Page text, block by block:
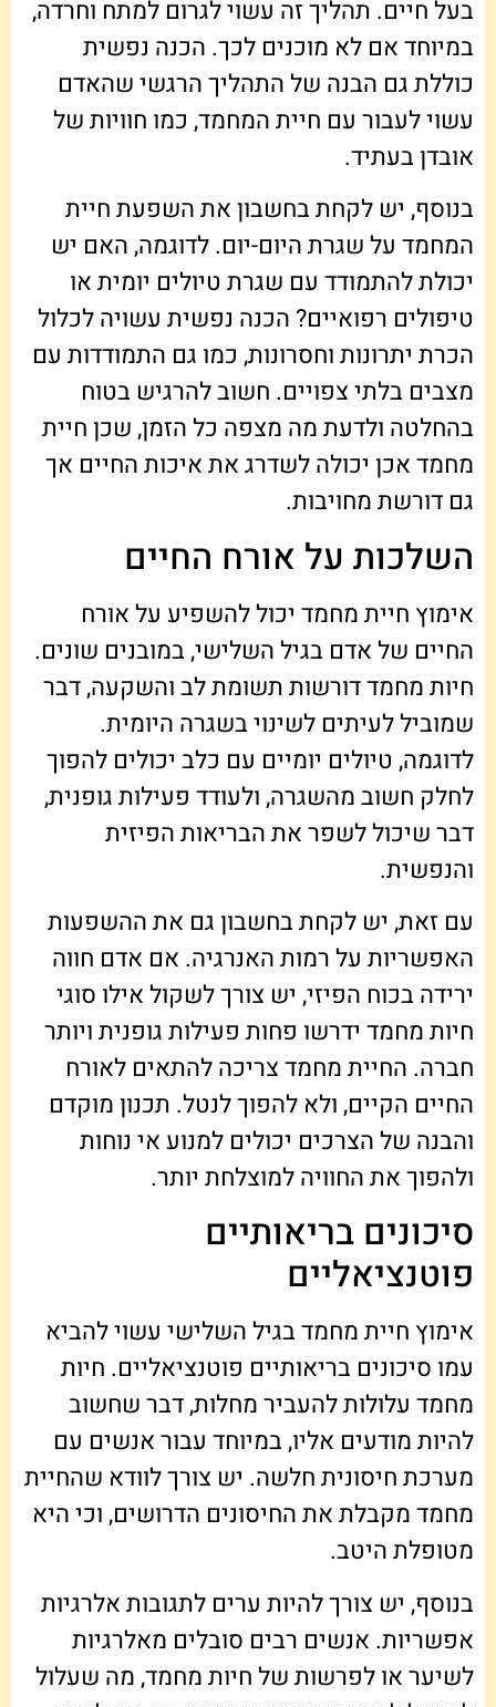
בעל חיים. תהליך זה עשוי לגרום למתח וחרדה,
במיוחד אם לא מוכנים לכך. הכנה נפשית
כוללת גם הבנה של התהליך הרגשי שהאדם
עשוי לעבור עם חיית המחמד, כמו חוויות של
אובדן בעתיד.
בנוסף, יש לקחת בחשבון את השפעת חיית
המחמד על שגרת היום-יום. לדוגמה, האם יש
יכולת להתמודד עם שגרת טיולים יומית או
טיפולים רפואיים? הכנה נפשית עשויה לכלול
הכרת יתרונות וחסרונות, כמו גם התמודדות עם
מצבים בלתי צפויים. חשוב להרגיש בטוח
בהחלטה ולדעת מה מצפה כל הזמן, שכן חיית
מחמד אכן יכולה לשדרג את איכות החיים אך
גם דורשת מחויבות.
השלכות על אורח החיים
אימוץ חיית מחמד יכול להשפיע על אורח
החיים של אדם בגיל השלישי, במובנים שונים.
חיות מחמד דורשות תשומת לב והשקעה, דבר
שמוביל לעיתים לשינוי בשגרה היומית.
לדוגמה, טיולים יומיים עם כלב יכולים להפוך
לחלק חשוב מהשגרה, ולעודד פעילות גופנית,
דבר שיכול לשפר את הבריאות הפיזית
והנפשית.
עם זאת, יש לקחת בחשבון גם את ההשפעות
האפשריות על רמות האנרגיה. אם אדם חווה
ירידה בכוח הפיזי, יש צורך לשקול אילו סוגי
חיות מחמד ידרשו פחות פעילות גופנית ויותר
חברה. החיית מחמד צריכה להתאים לאורח
החיים הקיים, ולא להפוך לנטל. תכנון מוקדם
והבנה של הצרכים יכולים למנוע אי נוחות
ולהפוך את החוויה למוצלחת יותר.
סיכונים בריאותיים
פוטנציאליים
אימוץ חיית מחמד בגיל השלישי עשוי להביא
עמו סיכונים בריאותיים פוטנציאליים. חיות
מחמד עלולות להעביר מחלות, דבר שחשוב
להיות מודעים אליו, במיוחד עבור אנשים עם
מערכת חיסונית חלשה. יש צורך לוודא שהחיית
מחמד מקבלת את החיסונים הדרושים, וכי היא
מטופלת היטב.
בנוסף, יש צורך להיות ערים לתגובות אלרגיות
אפשריות. אנשים רבים סובלים מאלרגיות
לשיער או לפרשות של חיות מחמד, מה שעלול